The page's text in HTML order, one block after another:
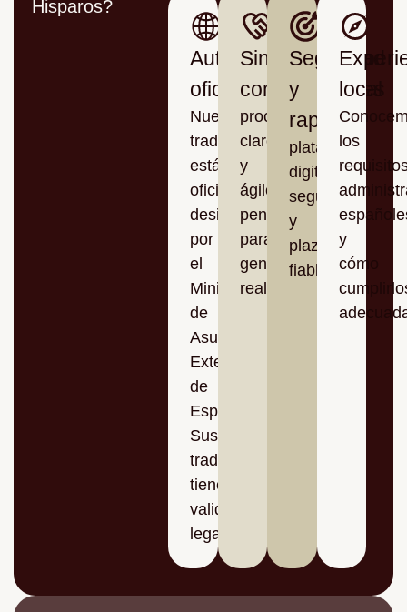
Hisparos?
Autoridad
oficial
Nuestros
traductores
están
oficialmente
designados
por
el
Ministerio
de
Asuntos
Exteriores
de
España.
Sus
traducciones
tienen
validez
legal.
Sin
complicaciones
procesos
claros
y
ágiles,
pensados
para
gente
real.
Seguridad
y
rapidez
plataforma
digital
segura
y
plazos
fiables.
local
los
y
cómo